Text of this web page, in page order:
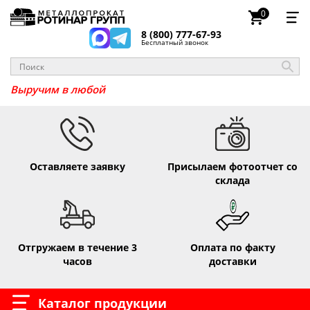
8 (800) 777-67-93
Бесплатный звонок
0
Выручим в любо
Оставляете заявку
Присылаем фотоотчет со
склада
Отгружаем в течение 3
часов
Оплата по факту
доставки
Каталог продукции